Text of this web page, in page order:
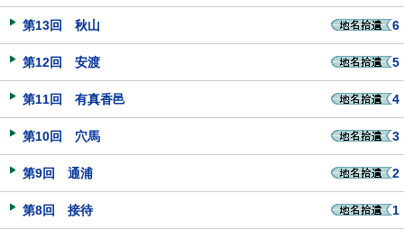
第13回 秋山 6
第12回 安渡 5
第11回 有真香邑 4
第10回 穴馬 3
第9回 通浦 2
第8回 接待 1